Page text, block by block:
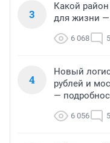
3
Какой
для жизни
6 068 5
4
Новый
рублей и
—
6 056 5